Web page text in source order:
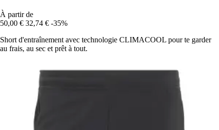
À partir de
50,00 € 32,74 € -35%
Short d'entraînement avec technologie CLIMACOOL pour te garder
au frais, au sec et prêt à tout.